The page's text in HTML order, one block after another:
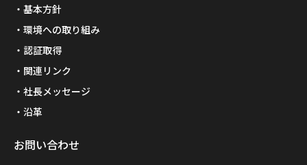
基本方針
環境への取り組み
認証取得
関連リンク
社長メッセージ
沿革
お問い合わせ